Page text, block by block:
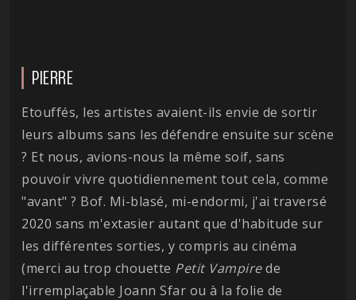
PIERRE
Etouffés, les artistes avaient-ils envie de sortir
leurs albums sans les défendre ensuite sur scène
? Et nous, avions-nous la même soif, sans
pouvoir vivre quotidiennement tout cela, comme
"avant" ? Bof. Mi-blasé, mi-endormi, j'ai traversé
2020 sans m'extasier autant que d'habitude sur
les différentes sorties, y compris au cinéma
(merci au trop chouette Petit Vampirede
l'irremplaçable Joann Sfar ou à la folie de